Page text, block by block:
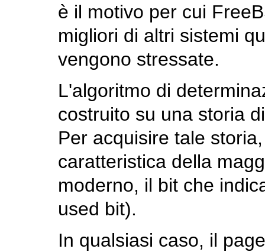
è il motivo per cui
migliori di altri sistemi
vengono stressate.
L'algoritmo di
costruito su una storia
Per acquisire tale
caratteristica della
moderno, il bit che
used bit).
In qualsiasi caso, il